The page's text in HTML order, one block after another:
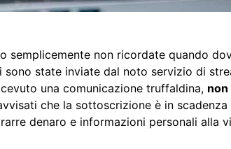
semplicemente non ricordate quando
state inviate dal noto servizio di
una comunicazione truffaldina, non
che la sottoscrizione è in scadenza
denaro e informazioni personali alla